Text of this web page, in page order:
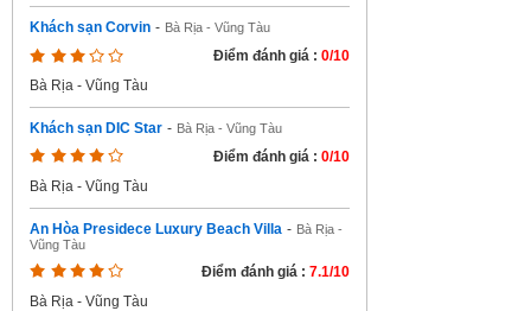
Khách sạn Corvin - Bà Rịa - Vũng Tàu
Điểm đánh giá : 0/10
Bà Rịa - Vũng Tàu
Khách sạn DIC Star - Bà Rịa - Vũng Tàu
Điểm đánh giá : 0/10
Bà Rịa - Vũng Tàu
An Hòa Presidece Luxury Beach Villa - Bà Rịa -
Vũng Tàu
Điểm đánh giá : 7.1/10
Bà Rịa - Vũng Tàu